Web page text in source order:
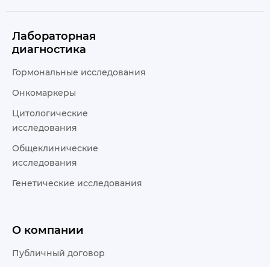
Лабораторная
диагностика
Гормональные исследования
Онкомаркеры
Цитологические
исследования
Общеклинические
исследования
Генетические исследования
О компании
Публичный договор